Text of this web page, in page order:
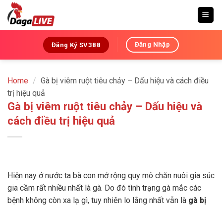
Skip
content
Đăng Ký SV388 Đăng Nhập
Home / Gà bị viêm ruột tiêu chảy – Dấu hiệu và cách điều
trị hiệu quả
Gà bị viêm ruột tiêu chảy – Dấu hiệu và
cách điều trị hiệu quả
Hiện nay ở nước ta bà con mở rộng quy mô chăn nuôi gia súc
gia cầm rất nhiều nhất là gà. Do đó tình trạng gà mắc các
bệnh không còn xa lạ gì, tuy nhiên lo lắng nhất vẫn là gà bị